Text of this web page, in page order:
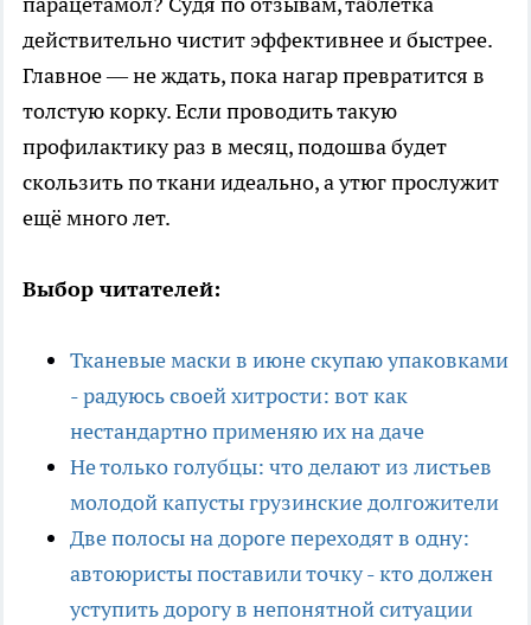
действительно чистит эффективнее и быстрее.
Главное — не ждать, пока нагар превратится в
толстую корку. Если проводить такую
профилактику раз в месяц, подошва будет
скользить по ткани идеально, а утюг прослужит
ещё много лет.
Выбор читателей:
Тканевые маски в июне скупаю упаковками
- радуюсь своей хитрости: вот как
нестандартно применяю их на даче
Не только голубцы: что делают из листьев
молодой капусты грузинские долгожители
Две полосы на дороге переходят в одну:
автоюристы поставили точку - кто должен
уступить дорогу в непонятной ситуации